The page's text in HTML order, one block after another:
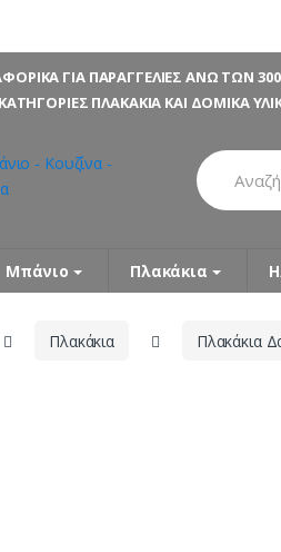
ΓΙΑ ΠΑΡΑΓΓΕΛΙΕΣ ΑΝΩ ΤΩΝ
ΠΛΑΚΑΚΙΑ ΚΑΙ ΔΟΜΙΚΑ
Search
for:
Μπάνιο Πλακάκια
Πλακάκια Πλακάκια